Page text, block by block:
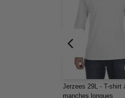
Jerzees 29L - T-shirt
manches longues